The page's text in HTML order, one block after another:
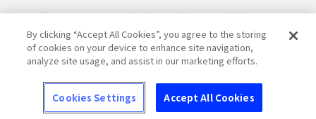
By clicking “Accept All Cookies”, you agree to the storing
of cookies on your device to enhance site navigation,
analyze site usage, and assist in our marketing efforts.
Cookies Settings Accept All Cookies